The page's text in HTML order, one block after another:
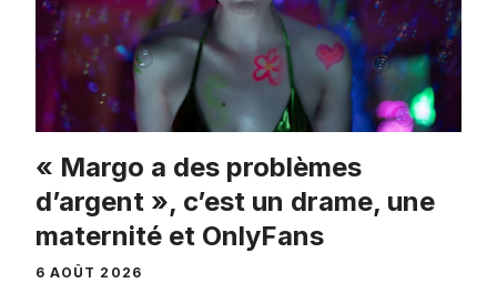
« Margo a des problèmes
d’argent », c’est un drame, une
maternité et OnlyFans
6 AOÛT 2026